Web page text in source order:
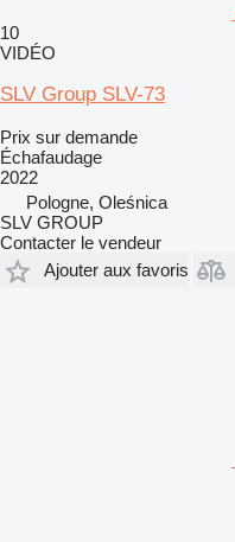
10
VIDÉO
SLV Group SLV-73
Prix sur demande
Échafaudage
2022
Pologne, Oleśnica
SLV GROUP
Contacter le vendeur
Ajouter aux favoris